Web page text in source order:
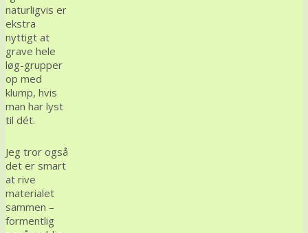
naturligvis er
ekstra
nyttigt at
grave hele
løg-grupper
op med
klump, hvis
man har lyst
til dét.
Jeg tror også
det er smart
at rive
materialet
sammen –
formentlig